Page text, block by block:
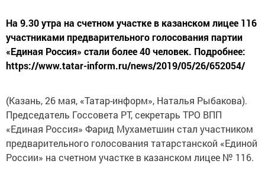
На 9.30 утра на счетном участке в казанском лицее 116
участниками предварительного голосования партии
«Единая Россия» стали более 40 человек. Подробнее:
https://www.tatar-inform.ru/news/2019/05/26/652054/
(Казань, 26 мая, «Татар-информ», Наталья Рыбакова).
Председатель Госсовета РТ, секретарь ТРО ВПП
«Единая Россия» Фарид Мухаметшин стал участником
предварительного голосования татарстанской «Единой
России» на счетном участке в казанском лицее № 116.